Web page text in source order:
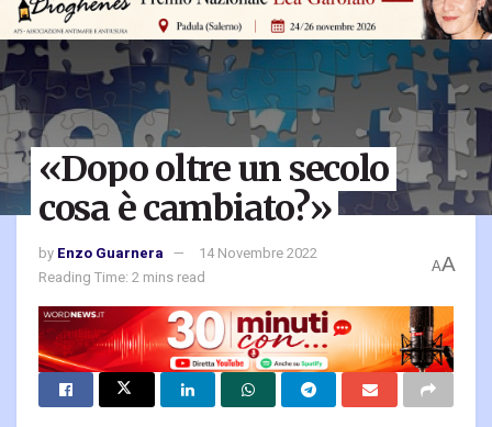
«Dopo oltre un secolo
cosa è cambiato?»
by Enzo Guarnera
14 Novembre 2022
Reading Time: 2 mins read
AA